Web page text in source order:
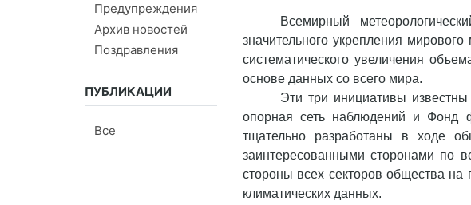
Предупреждения
Архив новостей
Поздравления
ПУБЛИКАЦИИ
Все
Всемирный
значительного укрепления
систематического увеличения
основе данных со всего мира.
Эти три инициативы
опорная сеть наблюдений и Фонд
тщательно разработаны в ходе
заинтересованными сторонами по
стороны всех секторов общества на
климатических данных.